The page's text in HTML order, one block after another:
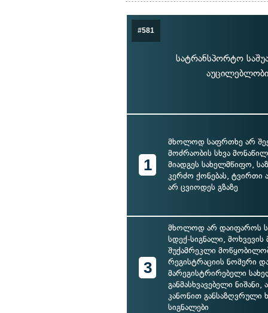
#581
სატრანსპორტო
1
მხოლოდ საფრთხე არ
მოძრაობის სხვა
მიადგეს სახელმწიფო,
კერძო ქონებას,
არ ცვიოდეს გზაზე
3
მხოლოდ არ დაიფაროს
სდექ-სიგნალი, მოხვევის
შუქამრეკლი
რეგისტრაციის ნომერი
მარეგისტრირებელი
განმასხვავებელი ნიშანი,
კანონით განსაზღვრული
სიგნალები